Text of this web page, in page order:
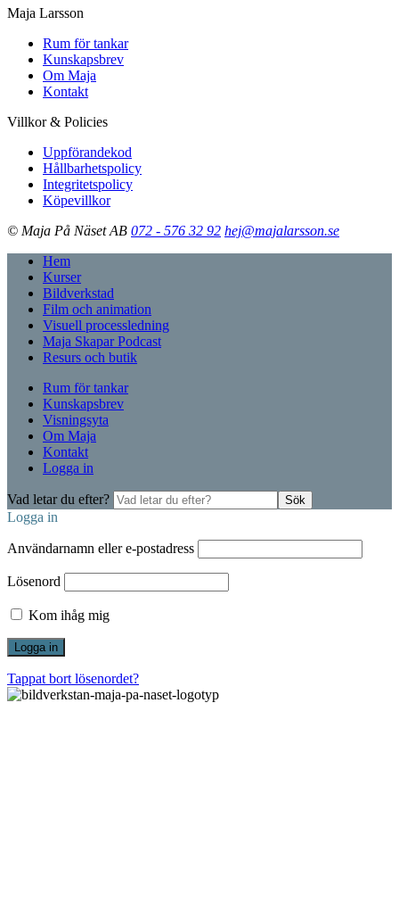
Maja Larsson
Rum för tankar
Kunskapsbrev
Om Maja
Kontakt
Villkor & Policies
Uppförandekod
Hållbarhetspolicy
Integritetspolicy
Köpevillkor
© Maja På Näset AB 072 - 576 32 92 hej@majalarsson.se
Hem
Kurser
Bildverkstad
Film och animation
Visuell processledning
Maja Skapar Podcast
Resurs och butik
Rum för tankar
Kunskapsbrev
Visningsyta
Om Maja
Kontakt
Logga in
Vad letar du efter? Sök
Logga in
Användarnamn eller e-postadress
Lösenord
Kom ihåg mig
Tappat bort lösenordet?